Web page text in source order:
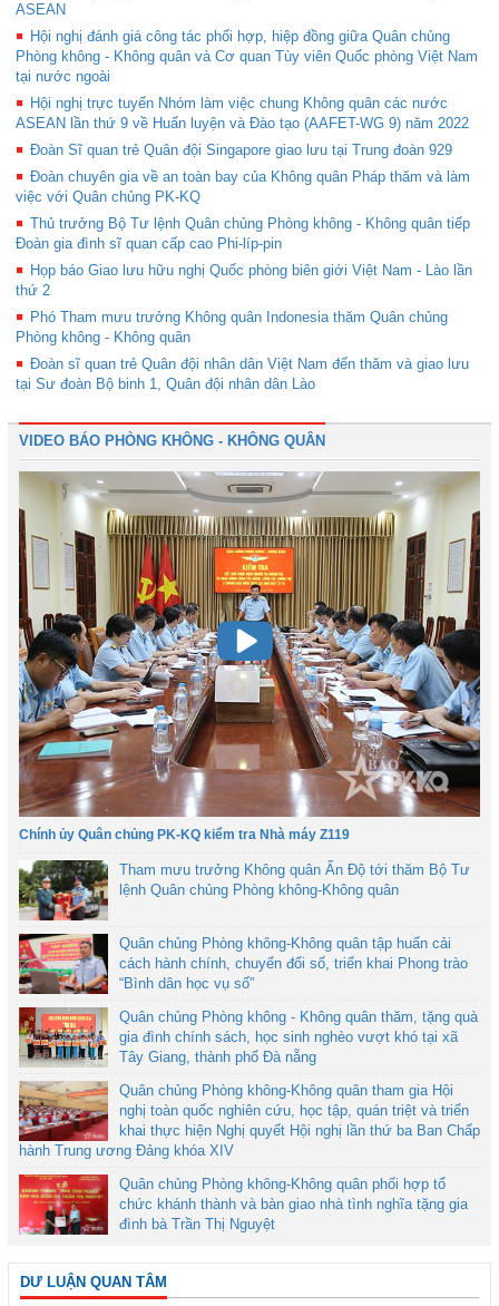
ASEAN
Hội nghị đánh giá công tác phối hợp, hiệp đồng giữa Quân chủng
Phòng không - Không quân và Cơ quan Tùy viên Quốc phòng Việt Nam
tại nước ngoài
Hội nghị trực tuyến Nhóm làm việc chung Không quân các nước
ASEAN lần thứ 9 về Huấn luyện và Đào tạo (AAFET-WG 9) năm 2022
Đoàn Sĩ quan trẻ Quân đội Singapore giao lưu tại Trung đoàn 929
Đoàn chuyên gia về an toàn bay của Không quân Pháp thăm và làm
việc với Quân chủng PK-KQ
Thủ trưởng Bộ Tư lệnh Quân chủng Phòng không - Không quân tiếp
Đoàn gia đình sĩ quan cấp cao Phi-líp-pin
Họp báo Giao lưu hữu nghị Quốc phòng biên giới Việt Nam - Lào lần
thứ 2
Phó Tham mưu trưởng Không quân Indonesia thăm Quân chủng
Phòng không - Không quân
Đoàn sĩ quan trẻ Quân đội nhân dân Việt Nam đến thăm và giao lưu
tại Sư đoàn Bộ binh 1, Quân đội nhân dân Lào
VIDEO BÁO PHÒNG KHÔNG - KHÔNG QUÂN
Chính ủy Quân chủng PK-KQ kiểm tra Nhà máy Z119
Tham mưu trưởng Không quân Ấn Độ tới thăm Bộ Tư
lệnh Quân chủng Phòng không-Không quân
Quân chủng Phòng không-Không quân tập huấn cải
cách hành chính, chuyển đổi số, triển khai Phong trào
“Bình dân học vụ số”
Quân chủng Phòng không - Không quân thăm, tặng quà
gia đình chính sách, học sinh nghèo vượt khó tại xã
Tây Giang, thành phố Đà nẵng
Quân chủng Phòng không-Không quân tham gia Hội
nghị toàn quốc nghiên cứu, học tập, quán triệt và triển
khai thực hiện Nghị quyết Hội nghị lần thứ ba Ban Chấp
hành Trung ương Đảng khóa XIV
Quân chủng Phòng không-Không quân phối hợp tổ
chức khánh thành và bàn giao nhà tình nghĩa tặng gia
đình bà Trần Thị Nguyệt
DƯ LUẬN QUAN TÂM